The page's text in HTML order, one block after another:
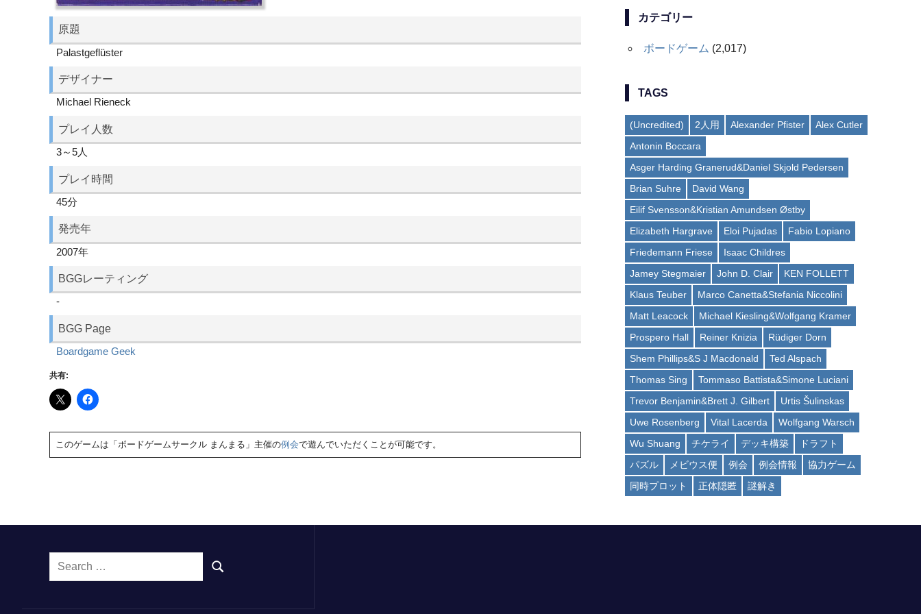
原題
Palastgeflüster
デザイナー
Michael Rieneck
プレイ人数
3～5人
プレイ時間
45分
発売年
2007年
BGGレーティング
-
BGG Page
Boardgame Geek
共有:
このゲームは「ボードゲームサークル まんまる」主催の例会で遊んでいただくことが可能です。
カテゴリー
ボードゲーム (2,017)
TAGS
(Uncredited) 2人用 Alexander Pfister
Alex Cutler
Antonin Boccara
Asger Harding Granerud&Daniel Skjold Pedersen
Brian Suhre
David Wang
Eilif Svensson&Kristian Amundsen Østby
Elizabeth Hargrave
Eloi Pujadas
Fabio Lopiano
Friedemann Friese
Isaac Childres
Jamey Stegmaier
John D. Clair
KEN FOLLETT
Klaus Teuber
Marco Canetta&Stefania Niccolini
Matt Leacock
Michael Kiesling&Wolfgang Kramer
Prospero Hall
Reiner Knizia
Rüdiger Dorn
Shem Phillips&S J Macdonald
Ted Alspach
Thomas Sing
Tommaso Battista&Simone Luciani
Trevor Benjamin&Brett J. Gilbert
Urtis Šulinskas
Uwe Rosenberg
Vital Lacerda
Wolfgang Warsch
Wu Shuang
チケライ デッキ構築
ドラフト
パズル
メビウス便 例会 例会情報
協力ゲーム
同時プロット
正体隠匿 謎解き
Search
SEARCH